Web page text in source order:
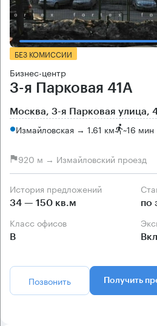
БЕЗ КОМИССИИ
Бизнес-центр
3-я Парковая 41А
Москва, 3-я Парковая улица,
Измайловская → 1.61 км ~16 мин
920 м → Измайловский проезд
История предложений
34 — 150 кв.м по
Класс офисов
B
Позвонить Получить